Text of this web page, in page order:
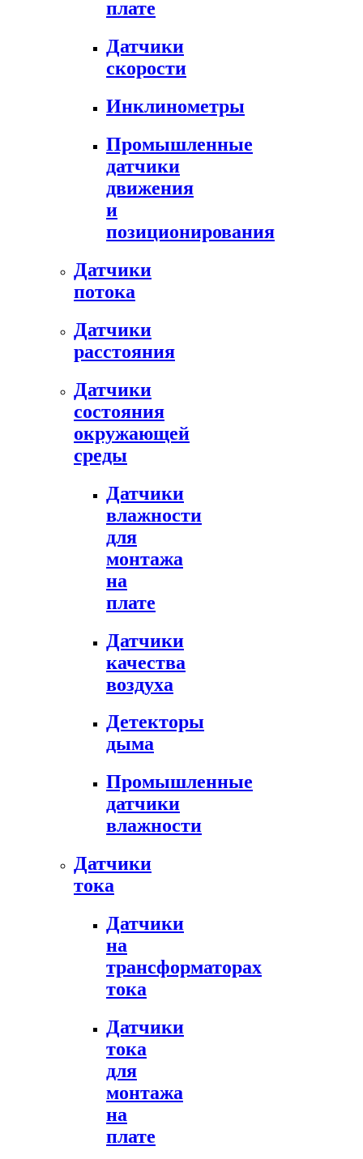
плате
Датчики
скорости
Инклинометры
Промышленные
датчики
движения
и
позиционирования
Датчики
потока
Датчики
расстояния
Датчики
состояния
окружающей
среды
Датчики
влажности
для
монтажа
на
плате
Датчики
качества
воздуха
Детекторы
дыма
Промышленные
датчики
влажности
Датчики
тока
Датчики
на
трансформаторах
тока
Датчики
тока
для
монтажа
на
плате